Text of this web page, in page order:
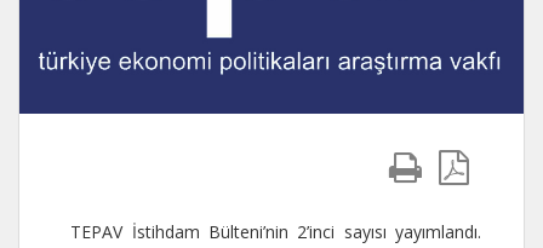
TEPAV İstihdam Bülteni’nin 2’inci sayısı yayımlandı.